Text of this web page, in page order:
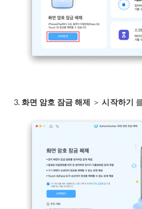
화면 암호 잠금 해제 ＞시작하기